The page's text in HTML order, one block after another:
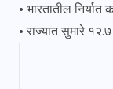
• भारतातील
• राज्यात सुमारे